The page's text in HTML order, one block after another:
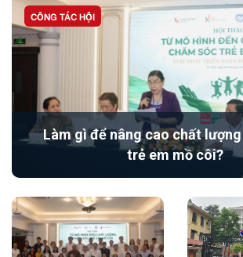
CÔNG TÁC HỘI
Làm gì để nâng cao chất
trẻ em mồ côi?